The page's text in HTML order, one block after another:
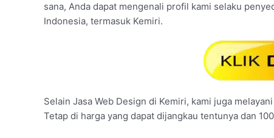
sana, Anda dapat mengenali profil kami selaku
Indonesia, termasuk Kemiri.
Selain Jasa Web Design di Kemiri, kami juga
Tetap di harga yang dapat dijangkau tentunya dan